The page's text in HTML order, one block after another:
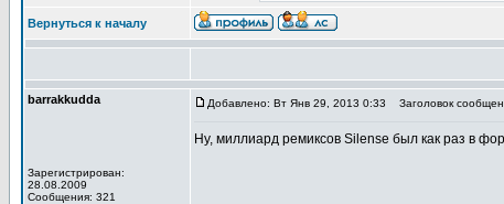
Вернуться к началу
barrakkudda
Зарегистрирован:
28.08.2009
Сообщения: 321
Добавлено: Вт Янв 29, 2013 0:33 Заголовок
Ну, миллиард ремиксов Silense был как раз в